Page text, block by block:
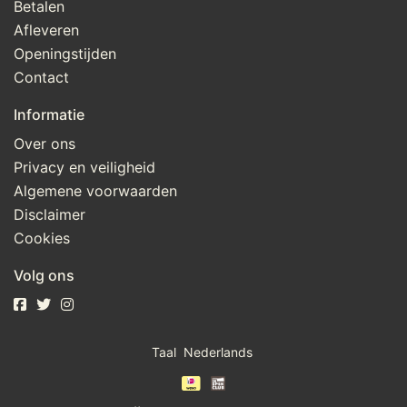
Betalen
Afleveren
Openingstijden
Contact
Informatie
Over ons
Privacy en veiligheid
Algemene voorwaarden
Disclaimer
Cookies
Volg ons
Taal